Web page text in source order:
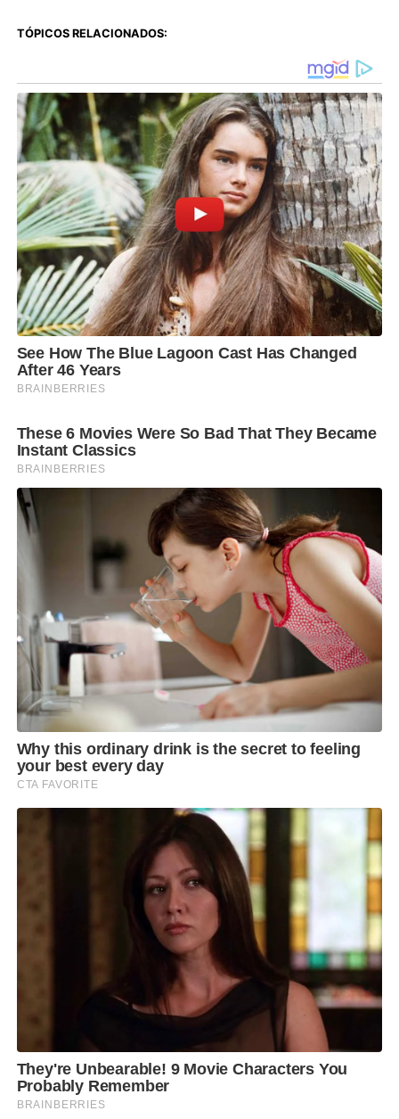
TÓPICOS RELACIONADOS: